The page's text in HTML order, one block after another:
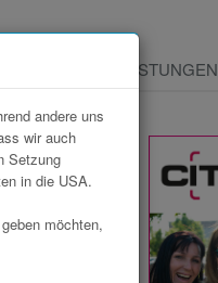
LEISTUNGEN
Weiterleiten
andere uns
wir auch
Setzung
in die USA.
möchten,